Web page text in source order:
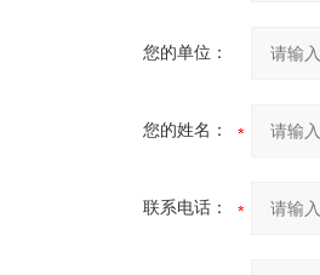
您的单位：
您的姓名：
联系电话：